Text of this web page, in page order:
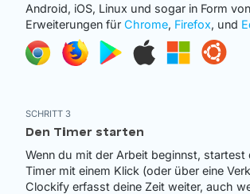
Android, iOS, Linux und sogar in Form
Erweiterungen für Chrome, Firefox, und
SCHRITT 3
Den Timer starten
Wenn du mit der Arbeit beginnst, startest
Timer mit einem Klick (oder über eine
Clockify erfasst deine Zeit weiter, auch